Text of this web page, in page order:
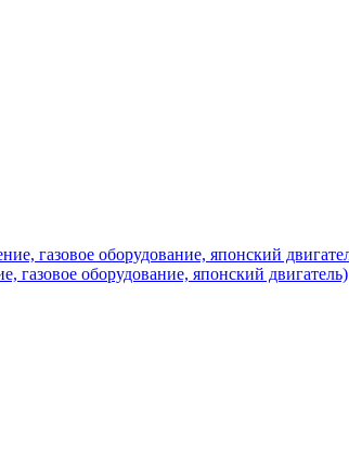
оборудование, японский двигатель)